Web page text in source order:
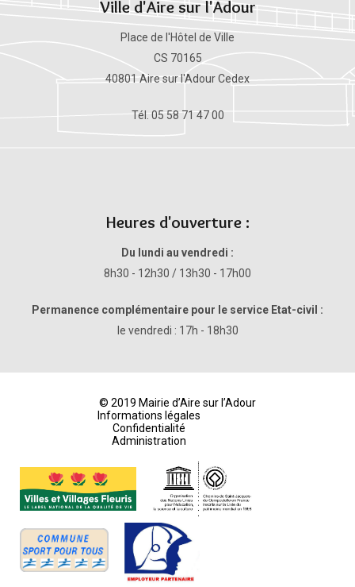
Ville d'Aire sur l'Adour
Place de l'Hôtel de Ville
CS 70165
40801 Aire sur l'Adour Cedex
Tél. 05 58 71 47 00
Heures d'ouverture :
Du lundi au vendredi :
8h30 - 12h30 / 13h30 - 17h00
Permanence complémentaire pour le service Etat-civil :
le vendredi : 17h - 18h30
© 2019 Mairie d’Aire sur l’Adour
Informations légales
Confidentialité
Administration